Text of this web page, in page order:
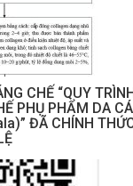
CHẾ “QUY
PHỤ PHẨM DA
ĐÃ CHÍNH